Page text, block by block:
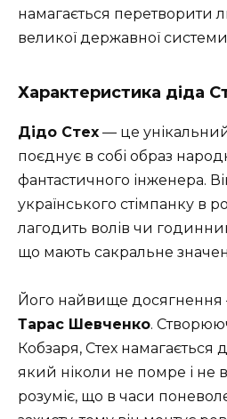
намагається перетворити
великої державної
Характеристика діда
Дідо Стех — це
поєднує в собі образ
фантастичного інженера.
українського стімпанку в
лагодить волів чи
що мають сакральне
Його найвище
Тарас Шевченко.
Кобзаря, Стех намагається
який ніколи не помре і не
розуміє, що в часи